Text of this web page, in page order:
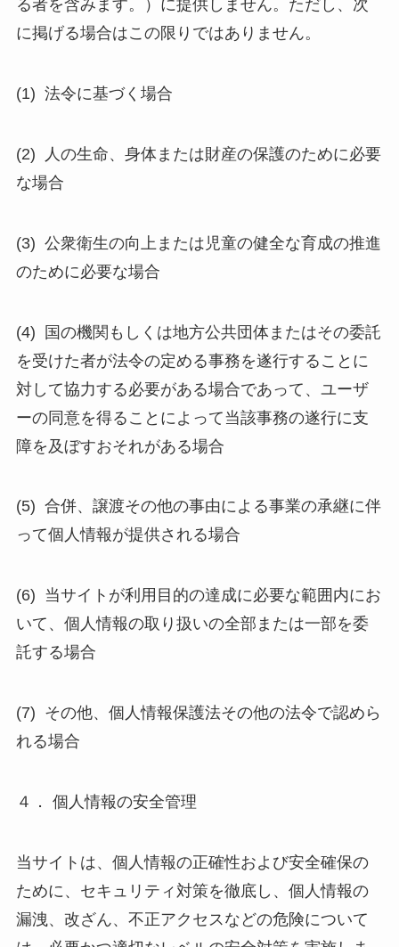
る者を含みます。）に提供しません。ただし、次
に掲げる場合はこの限りではありません。
(1) 法令に基づく場合
(2) 人の生命、身体または財産の保護のために必要
な場合
(3) 公衆衛生の向上または児童の健全な育成の推進
のために必要な場合
(4) 国の機関もしくは地方公共団体またはその委託
を受けた者が法令の定める事務を遂行することに
対して協力する必要がある場合であって、ユーザ
ーの同意を得ることによって当該事務の遂行に支
障を及ぼすおそれがある場合
(5) 合併、譲渡その他の事由による事業の承継に伴
って個人情報が提供される場合
(6) 当サイトが利用目的の達成に必要な範囲内にお
いて、個人情報の取り扱いの全部または一部を委
託する場合
(7) その他、個人情報保護法その他の法令で認めら
れる場合
４． 個人情報の安全管理
当サイトは、個人情報の正確性および安全確保の
ために、セキュリティ対策を徹底し、個人情報の
漏洩、改ざん、不正アクセスなどの危険について